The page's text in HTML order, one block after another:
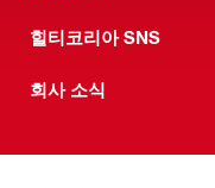
힐티코리아 SNS
회사 소식